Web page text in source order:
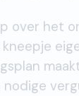
over het